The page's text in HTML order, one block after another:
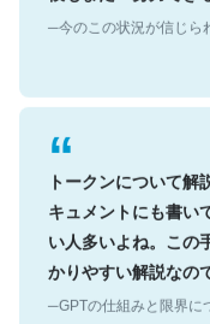
─今のこの状況が信じら
トークンについて解
キュメントにも書い
い人多いよね。この
かりやすい解説なの
─GPTの仕組みと限界